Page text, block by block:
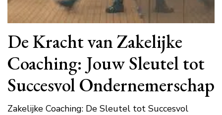
De Kracht van Zakelijke
Coaching: Jouw Sleutel tot
Succesvol Ondernemerschap
Zakelijke Coaching: De Sleutel tot Succesvol